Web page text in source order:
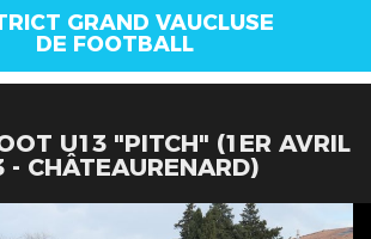
GRAND VAUCLUSE
DE FOOTBALL
U13 "PITCH" (1ER AVRIL
- CHÂTEAURENARD)